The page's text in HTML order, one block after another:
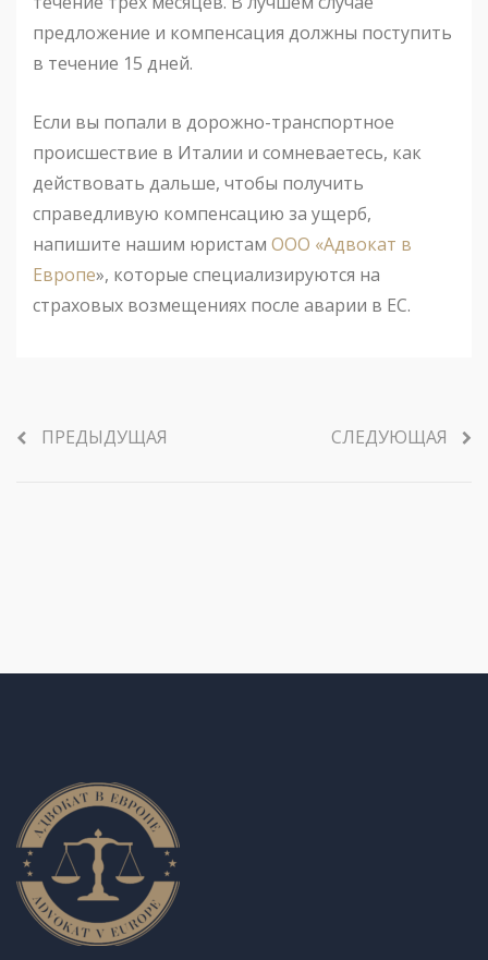
предложение и компенсация должны поступить
в течение 15 дней.
Если вы попали в дорожно-транспортное
происшествие в Италии и сомневаетесь, как
действовать дальше, чтобы получить
справедливую компенсацию за ущерб,
напишите нашим юристам ООО «Адвокат в
Европе», которые специализируются на
страховых возмещениях после аварии в ЕС.
ПРЕДЫДУЩАЯ СЛЕДУЮЩАЯ